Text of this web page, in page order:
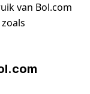
van Bol.com